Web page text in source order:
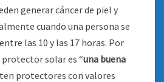
generar cáncer de piel y
cuando una persona se
las 10 y las 17 horas. Por
solar es “una buena
protectores con valores